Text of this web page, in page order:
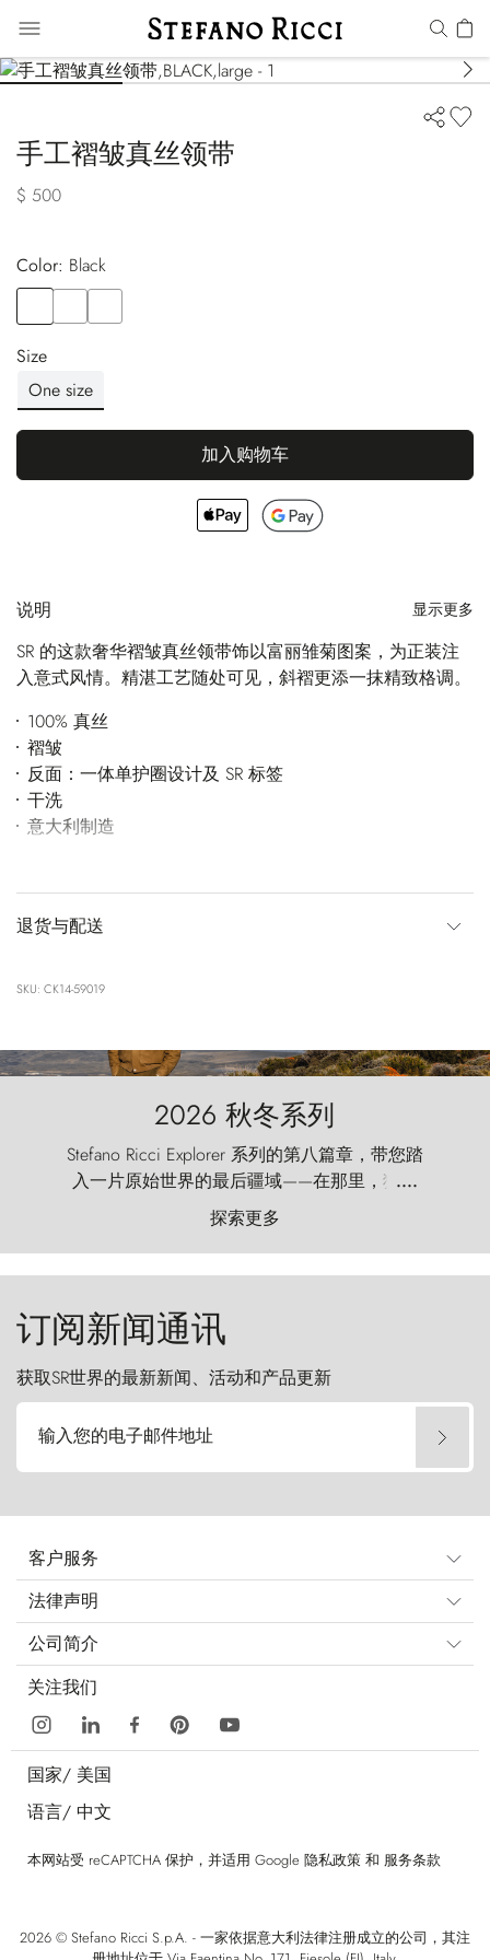
手工褶皱真丝领带
$ 500
Color:
black
Size
One size
加入购物车
说明 显示更多
SR 的这款奢华褶皱真丝领带饰以富丽雏菊图案，为正装注
入意式风情。精湛工艺随处可见，斜褶更添一抹精致格调。
100% 真丝
褶皱
反面：一体单护圈设计及 SR 标签
干洗
意大利制造
退货与配送
SKU: CK14-59019
2026 秋冬系列
Stefano Ricci Explorer 系列的第八篇章，带您踏
入一片原始世界的最后疆域——在那里，狂风
以远古的怒号雕琢着自然，而百内塔（Torres
del Paine）则宛如石砌的哨兵，傲然向苍穹发
起挑战。
....
探索更多
订阅新闻通讯
获取SR世界的最新新闻、活动和产品更新
输入您的电子邮件地址
客户服务
法律声明
公司简介
关注我们
国家/ 美国
语言/ 中文
本网站受 reCAPTCHA 保护，并适用 Google 隐私政策 和 服务条款
2026 © Stefano Ricci S.p.A. - 一家依据意大利法律注册成立的公司，其注